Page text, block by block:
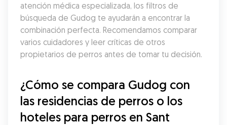
atención médica especializada, los filtros de
búsqueda de Gudog te ayudarán a encontrar la
combinación perfecta. Recomendamos comparar
varios cuidadores y leer críticas de otros
propietarios de perros antes de tomar tu decisión.
¿Cómo se compara Gudog con
las residencias de perros o los
hoteles para perros en Sant